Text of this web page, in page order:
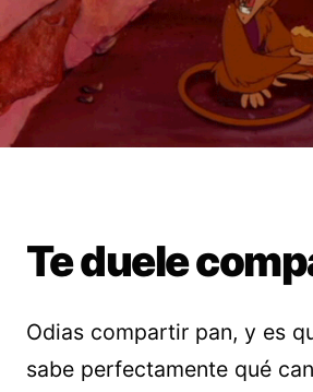
Te duele
Odias compartir pan, y es
sabe perfectamente qué